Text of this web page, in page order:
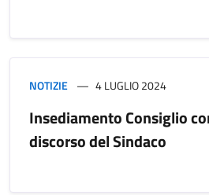
NOTIZIE 4 LUGLIO 2024
Insediamento Consiglio
discorso del Sindaco